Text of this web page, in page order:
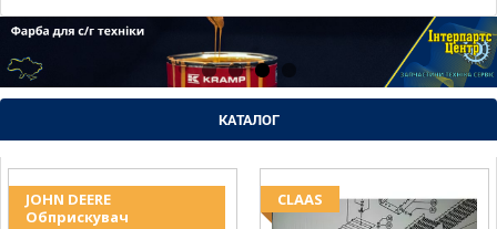
КАТАЛОГ
JOHN DEERE
Обприскувач
CLAAS